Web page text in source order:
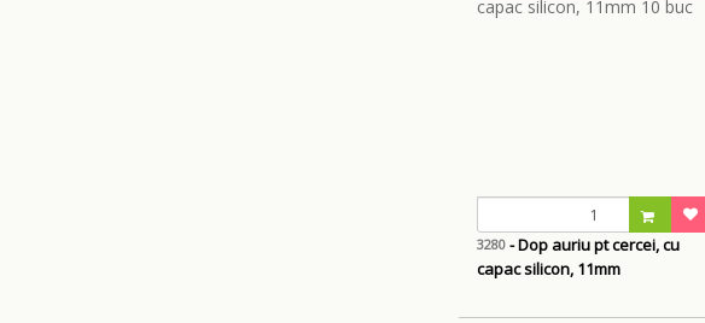
3280- Dop auriu pt cercei, cu
capac silicon, 11mm